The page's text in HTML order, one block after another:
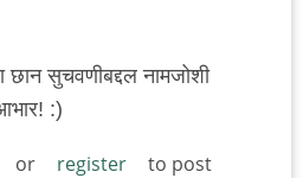
छान सुचवणीबद्दल नामजोशी
:)
or register
to post